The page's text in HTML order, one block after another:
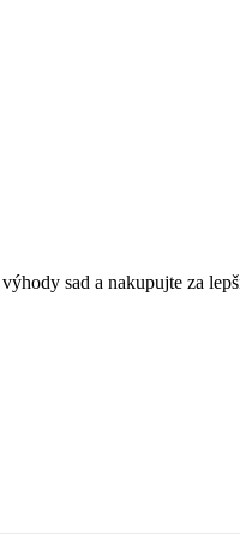
sad a nakupujte za